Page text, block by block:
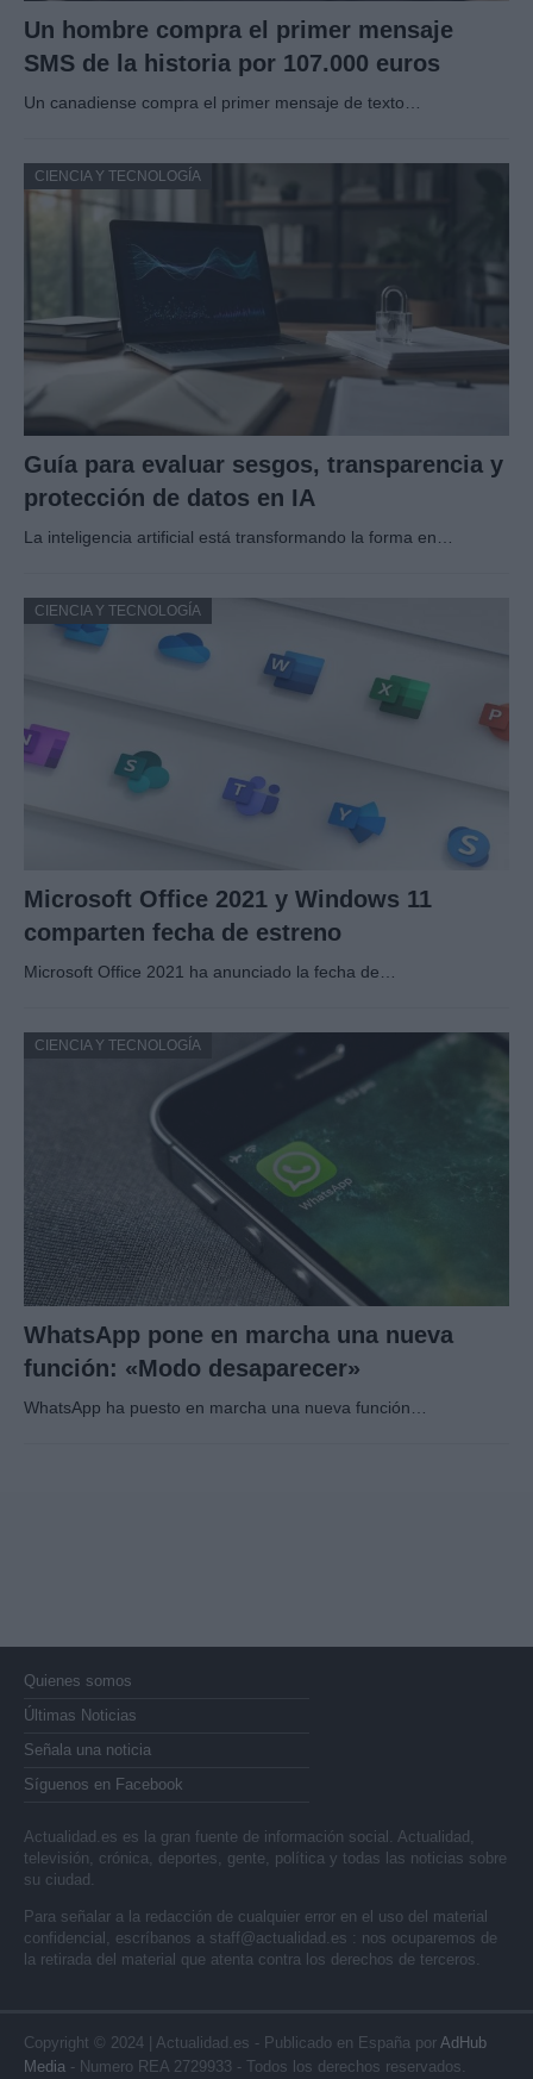
Un hombre compra el primer mensaje
SMS de la historia por 107.000 euros
Un canadiense compra el primer mensaje de texto…
CIENCIA Y TECNOLOGÍA
Guía para evaluar sesgos, transparencia y
protección de datos en IA
La inteligencia artificial está transformando la forma en…
CIENCIA Y TECNOLOGÍA
Microsoft Office 2021 y Windows 11
comparten fecha de estreno
Microsoft Office 2021 ha anunciado la fecha de…
CIENCIA Y TECNOLOGÍA
WhatsApp pone en marcha una nueva
función: «Modo desaparecer»
WhatsApp ha puesto en marcha una nueva función…
Quienes somos
Últimas Noticias
Señala una noticia
Síguenos en Facebook
Actualidad.es es la gran fuente de información social. Actualidad,
televisión, crónica, deportes, gente, política y todas las noticias sobre
su ciudad.
Para señalar a la redacción de cualquier error en el uso del material
confidencial, escríbanos a staff@actualidad.es : nos ocuparemos de
la retirada del material que atenta contra los derechos de terceros.
Copyright © 2024 | Actualidad.es - Publicado en España por AdHub
Media - Numero REA 2729933 - Todos los derechos reservados.